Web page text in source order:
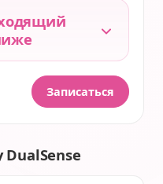
Записаться
DualSense